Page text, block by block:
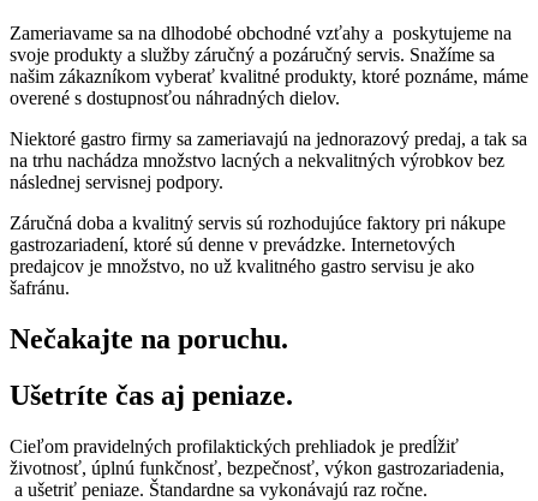
Zameriavame sa na dlhodobé obchodné vzťahy a poskytujeme na
svoje produkty a služby záručný a pozáručný servis. Snažíme sa
našim zákazníkom vyberať kvalitné produkty, ktoré poznáme, máme
overené s dostupnosťou náhradných dielov.
Niektoré gastro firmy sa zameriavajú na jednorazový predaj, a tak sa
na trhu nachádza množstvo lacných a nekvalitných výrobkov bez
následnej servisnej podpory.
Záručná doba a kvalitný servis sú rozhodujúce faktory pri nákupe
gastrozariadení, ktoré sú denne v prevádzke. Internetových
predajcov je množstvo, no už kvalitného gastro servisu je ako
šafránu.
Nečakajte na poruchu.
Ušetríte čas aj peniaze.
Cieľom pravidelných profilaktických prehliadok je predĺžiť
životnosť, úplnú funkčnosť, bezpečnosť, výkon gastrozariadenia,
a ušetriť peniaze. Štandardne sa vykonávajú raz ročne.